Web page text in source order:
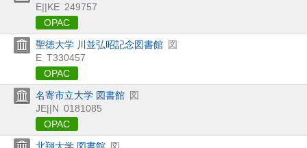
E||KE 249757
OPAC
聖徳大学 川並弘昭記念図書館 図
E T330457
OPAC
名寄市立大学 図書館 図
JE||N 0181085
OPAC
北翔大学 図書館 図